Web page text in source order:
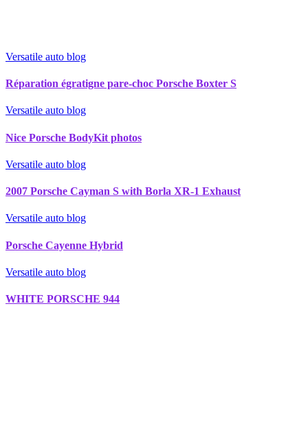
Versatile auto blog
Réparation égratigne pare-choc Porsche Boxter S
Versatile auto blog
Nice Porsche BodyKit photos
Versatile auto blog
2007 Porsche Cayman S with Borla XR-1 Exhaust
Versatile auto blog
Porsche Cayenne Hybrid
Versatile auto blog
WHITE PORSCHE 944